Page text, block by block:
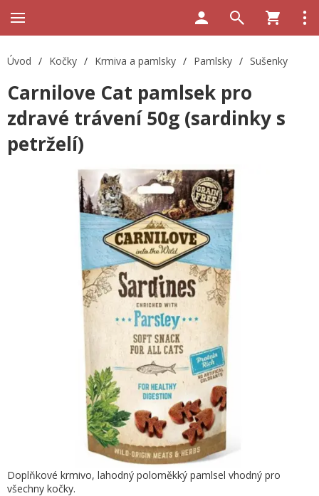
Úvod / Kočky / Krmiva a pamlsky / Pamlsky / Sušenky
Carnilove Cat pamlsek pro
zdravé trávení 50g (sardinky s
petrželí)
Doplňkové krmivo, lahodný poloměkký pamlsel vhodný pro
všechny kočky.